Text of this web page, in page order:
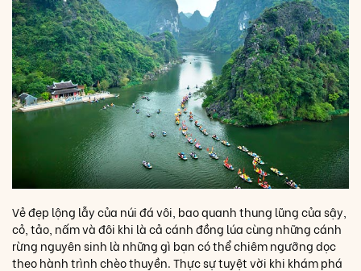
Vẻ đẹp lộng lẫy của núi đá vôi, bao quanh thung lũng của sậy,
cỏ, tảo, nấm và đôi khi là cả cánh đồng lúa cùng những cánh
rừng nguyên sinh là những gì bạn có thể chiêm ngưỡng dọc
theo hành trình chèo thuyền. Thực sự tuyệt vời khi khám phá